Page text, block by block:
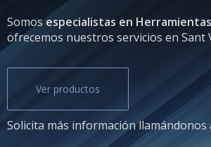
Somosespecialistas en
ofrecemos nuestros servicios en Sant
Ver productos
Solicita más información llamándonos